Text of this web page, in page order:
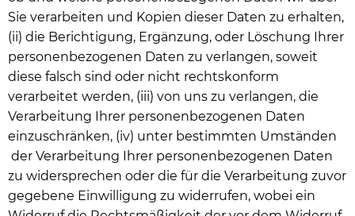
Sie verarbeiten und Kopien dieser Daten zu erhalten,
(ii) die Berichtigung, Ergänzung, oder Löschung Ihrer
personenbezogenen Daten zu verlangen, soweit
diese falsch sind oder nicht rechtskonform
verarbeitet werden, (iii) von uns zu verlangen, die
Verarbeitung Ihrer personenbezogenen Daten
einzuschränken, (iv) unter bestimmten Umständen
der Verarbeitung Ihrer personenbezogenen Daten
zu widersprechen oder die für die Verarbeitung zuvor
gegebene Einwilligung zu widerrufen, wobei ein